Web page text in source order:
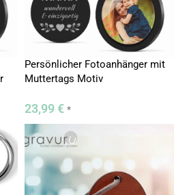
Persönlicher Fotoanhänger mit
Muttertags Motiv
23,99 € *